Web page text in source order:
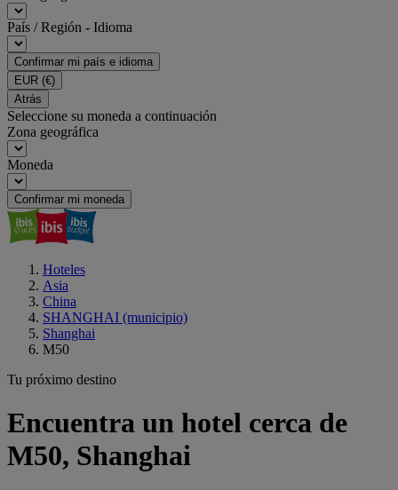
País / Región - Idioma
Confirmar mi país e idioma
EUR (€)
Atrás
Seleccione su moneda a continuación
Zona geográfica
Moneda
Confirmar mi moneda
Hoteles
Asia
China
SHANGHAI (municipio)
Shanghai
M50
Tu próximo destino
Encuentra un hotel cerca de
M50, Shanghai